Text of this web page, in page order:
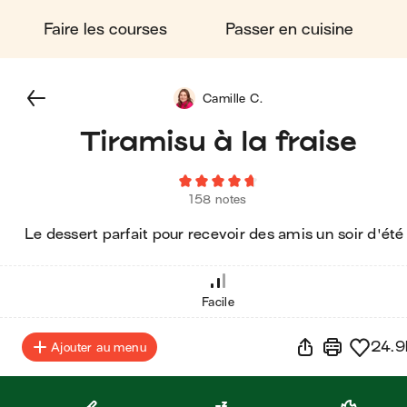
Faire les courses Passer en cuisine
Tiramisu à la fraise
158 notes
Le dessert parfait pour recevoir des amis un soir d'été
Camille C.
Facile
Ajouter au menu